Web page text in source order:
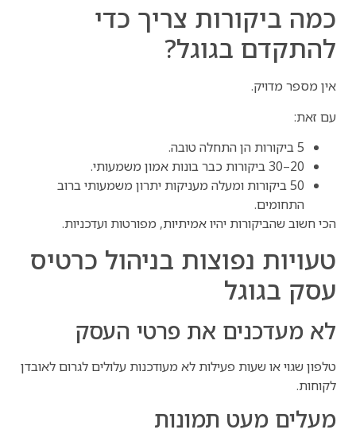
כמה ביקורות צריך כדי
להתקדם בגוגל?
אין מספר מדויק.
עם זאת:
5 ביקורות הן התחלה טובה.
20–30 ביקורות כבר בונות אמון משמעותי.
50 ביקורות ומעלה מעניקות יתרון משמעותי ברוב
התחומים.
הכי חשוב שהביקורות יהיו אמיתיות, מפורטות ועדכניות.
טעויות נפוצות בניהול כרטיס
עסק בגוגל
לא מעדכנים את פרטי העסק
טלפון שגוי או שעות פעילות לא מעודכנות עלולים לגרום לאובדן
לקוחות.
מעלים מעט תמונות